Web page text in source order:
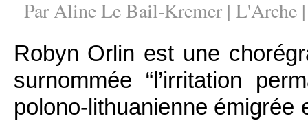
Par Aline Le Bail-Kremer | L'Arche
Robyn Orlin est une
surnommée “l’irritation
polono-lithuanienne